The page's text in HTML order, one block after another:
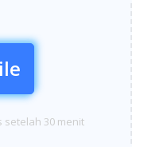
setelah 30 menit